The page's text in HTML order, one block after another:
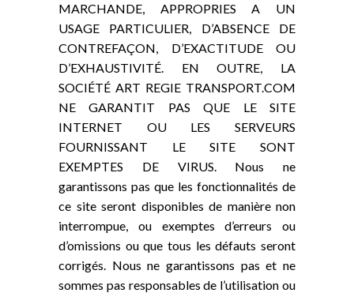
MARCHANDE, APPROPRIES A UN
USAGE PARTICULIER, D’ABSENCE DE
CONTREFAÇON, D’EXACTITUDE OU
D’EXHAUSTIVITÉ. EN OUTRE, LA
SOCIÉTÉ ART REGIE TRANSPORT.COM
NE GARANTIT PAS QUE LE SITE
INTERNET OU LES SERVEURS
FOURNISSANT LE SITE SONT
EXEMPTES DE VIRUS. Nous ne
garantissons pas que les fonctionnalités de
ce site seront disponibles de manière non
interrompue, ou exemptes d’erreurs ou
d’omissions ou que tous les défauts seront
corrigés. Nous ne garantissons pas et ne
sommes pas responsables de l’utilisation ou